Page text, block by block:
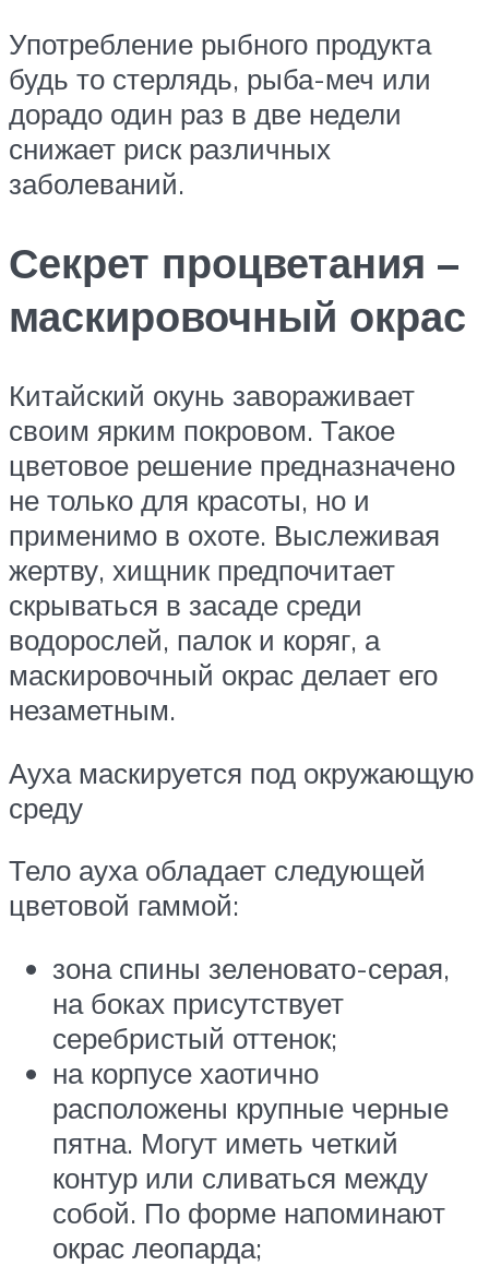
Употребление рыбного продукта
будь то стерлядь, рыба-меч или
дорадо один раз в две недели
снижает риск различных
заболеваний.
Секрет процветания –
маскировочный окрас
Китайский окунь завораживает
своим ярким покровом. Такое
цветовое решение предназначено
не только для красоты, но и
применимо в охоте. Выслеживая
жертву, хищник предпочитает
скрываться в засаде среди
водорослей, палок и коряг, а
маскировочный окрас делает его
незаметным.
Ауха маскируется под окружающую
среду
Тело ауха обладает следующей
цветовой гаммой:
зона спины зеленовато-серая,
на боках присутствует
серебристый оттенок;
на корпусе хаотично
расположены крупные черные
пятна. Могут иметь четкий
контур или сливаться между
собой. По форме напоминают
окрас леопарда;